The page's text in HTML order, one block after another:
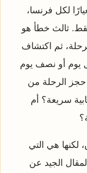
لكل فرنسا،
ثالث خطأ هو
ثم اكتشاف
يوم أو نصف يوم
الرحلة من
سريعة؟ أم
لكنها هي التي
الجيد عن